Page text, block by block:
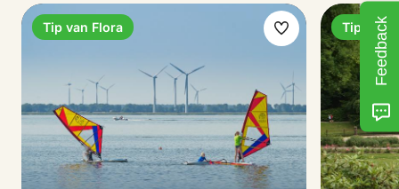
Tip van Flora
Maak
favoriet
Tip van
Feedback